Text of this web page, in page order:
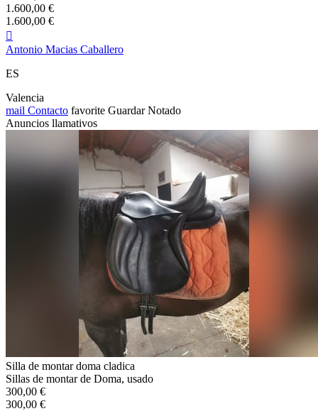
1.600,00 €
1.600,00 €

Antonio Macias Caballero
ES
Valencia
mail Contacto favorite Guardar Notado
Anuncios llamativos
Silla de montar doma cladica
Sillas de montar de Doma, usado
300,00 €
300,00 €